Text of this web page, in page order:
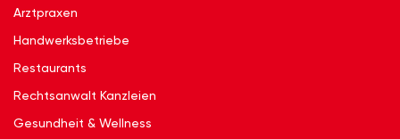
Arztpraxen
Handwerksbetriebe
Restaurants
Rechtsanwalt Kanzleien
Gesundheit & Wellness